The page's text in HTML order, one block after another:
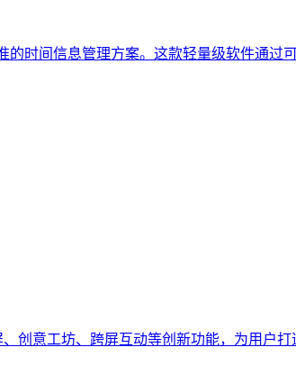
时间信息管理方案。这款轻量级软件通过
意工坊、跨屏互动等创新功能，为用户